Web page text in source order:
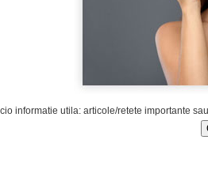
informatie utila: articole/retete importante